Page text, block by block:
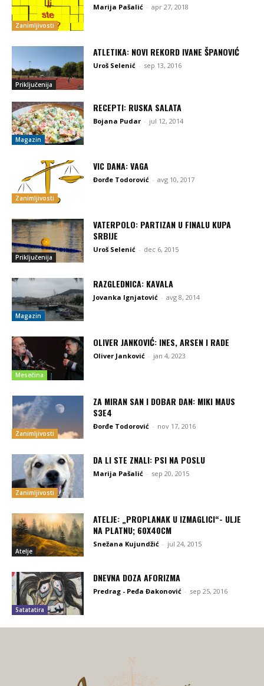
Zanimljivosti
Marija Pašalić - apr 27, 2018
Priključenija
ATLETIKA: NOVI REKORD IVANE ŠPANOVIĆ
Uroš Selenić - sep 13, 2016
Magazin
RECEPTI: RUSKA SALATA
Bojana Pudar - jul 12, 2014
Zanimljivosti
VIC DANA: VAGA
Đorđe Todorović - avg 10, 2017
Priključenija
VATERPOLO: PARTIZAN U FINALU KUPA
SRBIJE
Uroš Selenić - dec 6, 2015
Magazin
RAZGLEDNICA: KAVALA
Jovanka Ignjatović - avg 8, 2014
Mesečina
OLIVER JANKOVIĆ: INES, ARSEN I RADE
Oliver Janković - jan 4, 2023
Zanimljivosti
ZA MIRAN SAN I DOBAR DAN: MIKI MAUS
S3E4
Đorđe Todorović - nov 17, 2016
Zanimljivosti
DA LI STE ZNALI: PSI NA POSLU
Marija Pašalić - sep 20, 2015
Atelje
ATELJE: „PROPLANAK U IZMAGLICI“- ULJE
NA PLATNU; 60X40CM
Snežana Kujundžić - jul 24, 2015
Satatatira
DNEVNA DOZA AFORIZMA
Predrag - Peđa Đakonović - sep 25, 2016